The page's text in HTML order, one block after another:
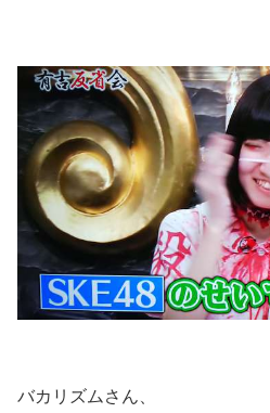
バカリズムさん、